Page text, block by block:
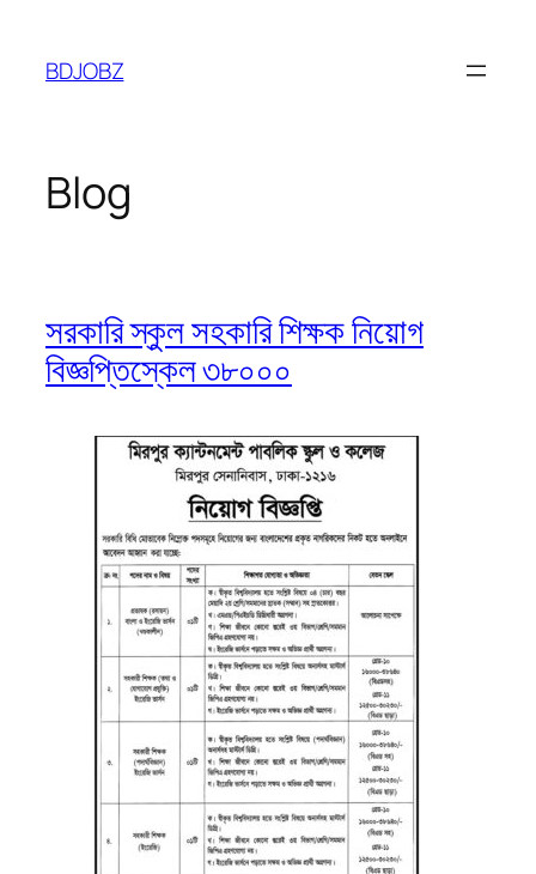
content
BDJOBZ
Blog
সরকারি স্কুল সহকারি শিক্ষক নিয়োগ
বিজ্ঞপ্তিস্কেল ৩৮০০০